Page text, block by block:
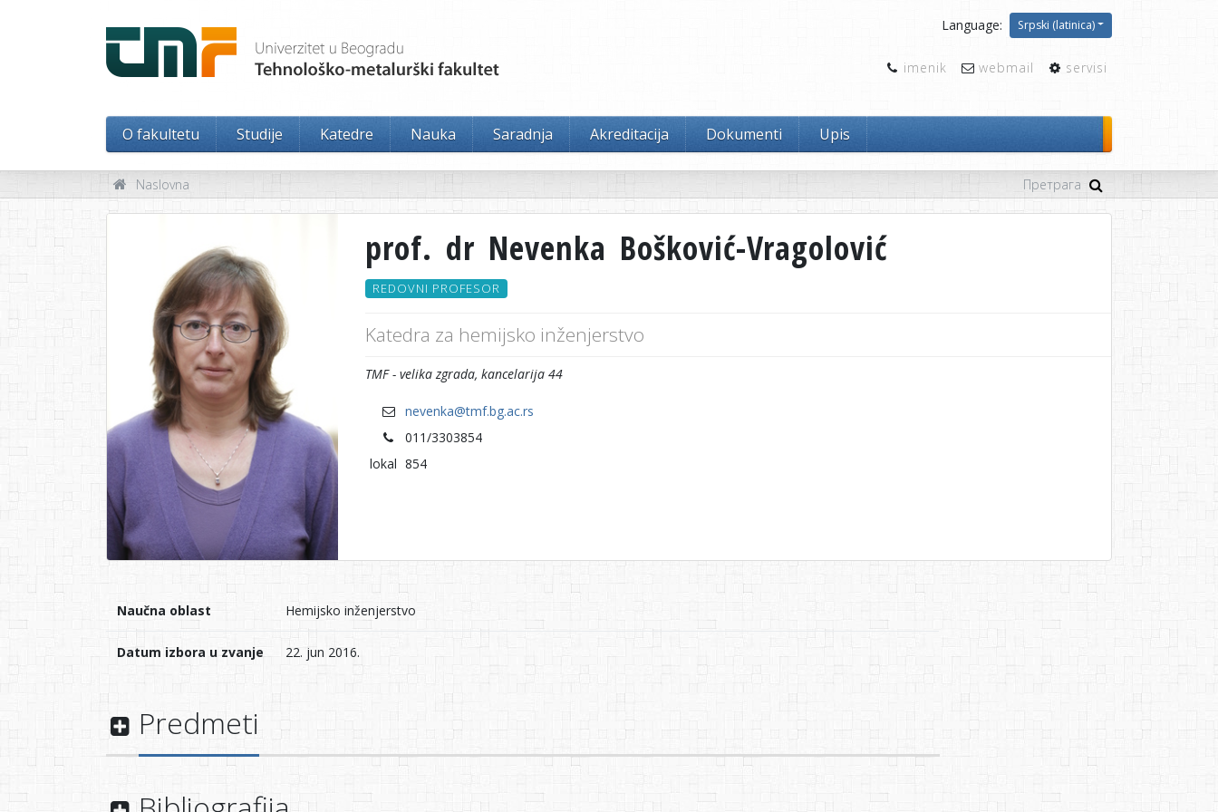
Language: Srpski (latinica)
imenik webmail servisi
O fakultetu Studije Katedre Nauka Saradnja Akreditacija Dokumenti Upis
Naslovna
prof. dr Nevenka Bošković-Vragolović
REDOVNI PROFESOR
Katedra za hemijsko inženjerstvo
TMF - velika zgrada, kancelarija 44
nevenka@tmf.bg.ac.rs
011/3303854
lokal 854
Naučna oblast Hemijsko inženjerstvo
Datum izbora u zvanje 22. jun 2016.
Predmeti